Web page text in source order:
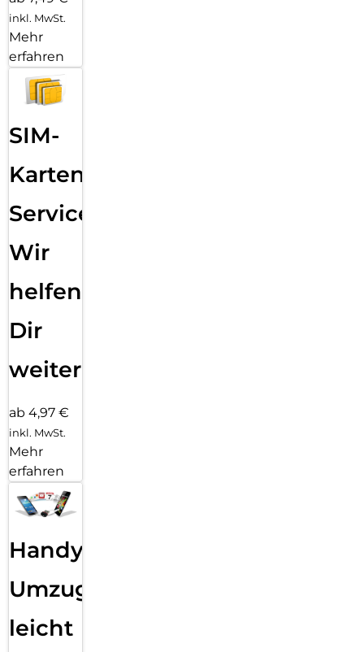
inkl. MwSt.
Mehr
erfahren
SIM-
Karten
Service:
Wir
helfen
Dir
weiter
ab 4,97 €
inkl. MwSt.
Mehr
erfahren
Handy
Umzug
leicht